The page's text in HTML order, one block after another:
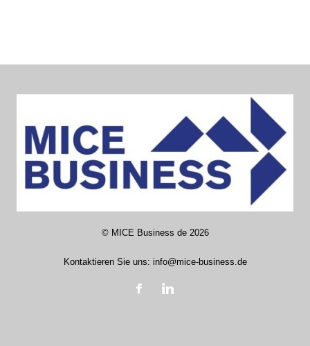
© MICE Business de2026
Kontaktieren Sie uns: info@mice-business.de